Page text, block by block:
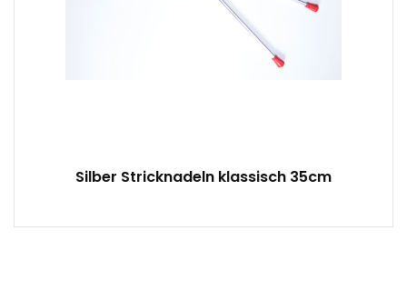
Silber Stricknadeln klassisch 35cm